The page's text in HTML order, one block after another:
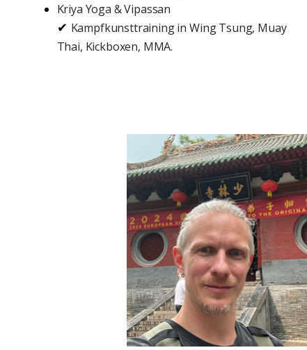
Kriya Yoga & Vipassan
✔ Kampfkunsttraining in Wing Tsung, Muay
Thai, Kickboxen, MMA.